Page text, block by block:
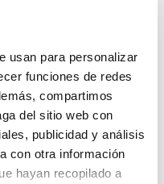
usan para personalizar
funciones de redes
compartimos
del sitio web con
publicidad y análisis
con otra información
hayan recopilado a
proyecto